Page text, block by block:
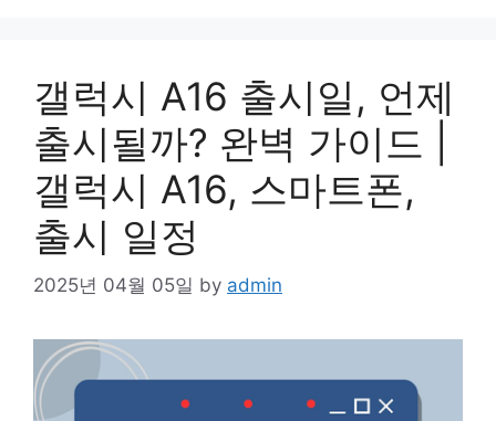
갤럭시 A16 출시일, 언제
출시될까? 완벽 가이드 |
갤럭시 A16, 스마트폰,
출시 일정
2025년 04월 05일 by admin